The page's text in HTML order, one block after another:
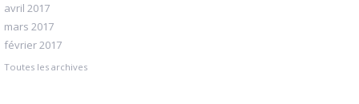
avril 2017
mars 2017
février 2017
Toutes les archives